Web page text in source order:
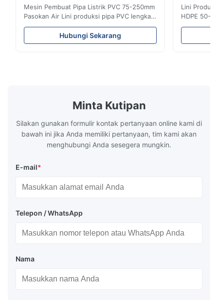
Mesin Pembuat Pipa Listrik PVC 75-250mm
Pasokan Air Lini produksi pipa PVC lengkap
ini memproduksi pipa PVC/UPVC
berkualitas tinggi dengan diameter mulai
dari 16mm hingga 800mm. Sistem ini
Hubungi Sekarang
Lini
HDPE 50-
HDPE
sistem
Minta Kutipan
Silakan gunakan formulir kontak pertanyaan online kami di
bawah ini jika Anda memiliki pertanyaan, tim kami akan
menghubungi Anda sesegera mungkin.
E-mail*
Telepon / WhatsApp
Nama